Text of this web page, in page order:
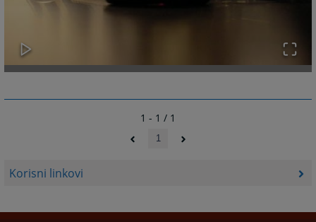
Korisni linkovi
1 - 1 / 1
1